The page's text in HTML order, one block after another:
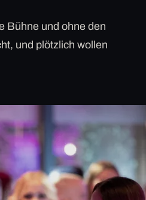
Bühne und ohne den
und plötzlich wollen